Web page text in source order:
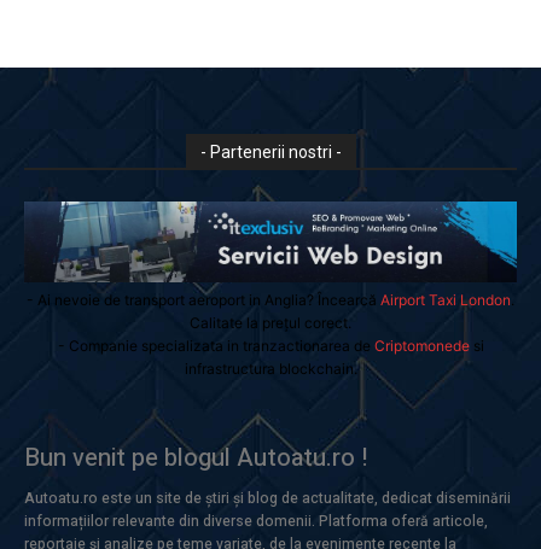
- Partenerii nostri -
- Ai nevoie de transport aeroport in Anglia? Încearcă Airport Taxi London
Calitate la prețul corect.
- Companie specializata in tranzactionarea de Criptomonedesi
infrastructura blockchain.
Bun venit pe blogul Autoatu.ro !
Autoatu.ro este un site de știri și blog de actualitate, dedicat diseminării
informațiilor relevante din diverse domenii. Platforma oferă articole,
reportaje și analize pe teme variate, de la evenimente recente la